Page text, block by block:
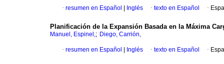
· resumen en Español Inglés · texto en Español ·
Planificación de la Expansión Basada en la Máxima
Manuel, Espinel,; Diego, Carrión,
· resumen en Español Inglés · texto en Español ·